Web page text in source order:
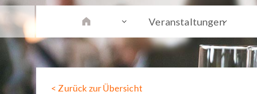
Veranstaltungen
< Zurück zur Übersicht